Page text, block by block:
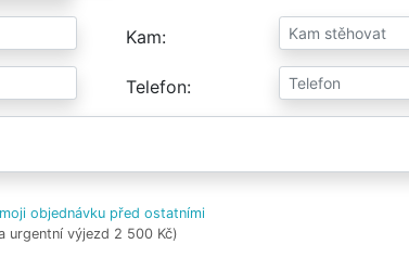
Kam
Telefon
objednávku před ostatními
urgentní výjezd 2 500 Kč)